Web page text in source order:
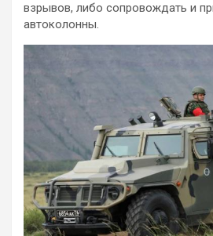
взрывов, либо сопровождать и
автоколонны.